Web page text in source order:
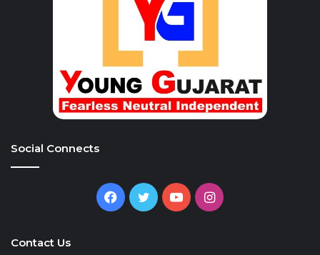
Social Connects
Facebook
TwitterYouTubeInstagram
Contact Us